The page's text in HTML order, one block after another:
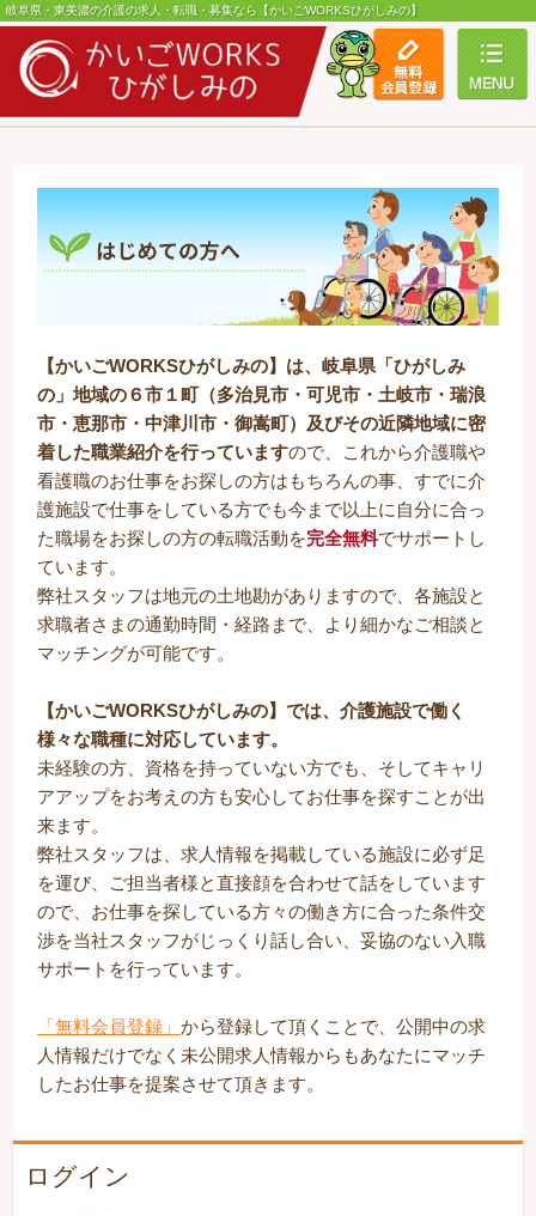
岐阜県・東美濃の介護の求人・転職・募集なら【かいごWORKSひがしみの】
【かいごWORKSひがしみの】は、岐阜県「ひがしみ
の」地域の６市１町（多治見市・可児市・土岐市・瑞浪
市・恵那市・中津川市・御嵩町）及びその近隣地域に密
着した職業紹介を行っていますので、これから介護職や
看護職のお仕事をお探しの方はもちろんの事、すでに介
護施設で仕事をしている方でも今まで以上に自分に合っ
た職場をお探しの方の転職活動を完全無料でサポートし
ています。
弊社スタッフは地元の土地勘がありますので、各施設と
求職者さまの通勤時間・経路まで、より細かなご相談と
マッチングが可能です。
【かいごWORKSひがしみの】では、介護施設で働く
様々な職種に対応しています。
未経験の方、資格を持っていない方でも、そしてキャリ
アアップをお考えの方も安心してお仕事を探すことが出
来ます。
弊社スタッフは、求人情報を掲載している施設に必ず足
を運び、ご担当者様と直接顔を合わせて話をしています
ので、お仕事を探している方々の働き方に合った条件交
渉を当社スタッフがじっくり話し合い、妥協のない入職
サポートを行っています。
「無料会員登録」から登録して頂くことで、公開中の求
人情報だけでなく未公開求人情報からもあなたにマッチ
したお仕事を提案させて頂きます。
ログイン